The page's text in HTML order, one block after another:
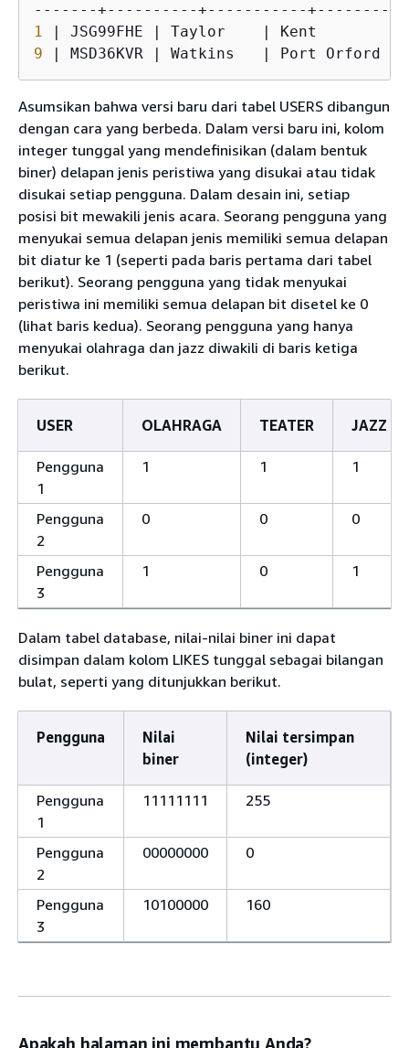
1
9 | MSD36KVR | Watkins   | Port
Asumsikan bahwa versi baru dari tabel USERS dibangun
dengan cara yang berbeda. Dalam versi baru ini, kolom
integer tunggal yang mendefinisikan (dalam bentuk
biner) delapan jenis peristiwa yang disukai atau tidak
disukai setiap pengguna. Dalam desain ini, setiap
posisi bit mewakili jenis acara. Seorang pengguna yang
menyukai semua delapan jenis memiliki semua delapan
bit diatur ke 1 (seperti pada baris pertama dari tabel
berikut). Seorang pengguna yang tidak menyukai
peristiwa ini memiliki semua delapan bit disetel ke 0
(lihat baris kedua). Seorang pengguna yang hanya
menyukai olahraga dan jazz diwakili di baris ketiga
berikut.
USER OLAHRAGA TEATER JAZZ
Pengguna
1
1 1 1
Pengguna
2
0 0 0
Pengguna
3
1 0 1
Dalam tabel database, nilai-nilai biner ini dapat
disimpan dalam kolom LIKES tunggal sebagai bilangan
bulat, seperti yang ditunjukkan berikut.
Pengguna
Nilai
biner
Nilai tersimpan
(integer)
Pengguna
1
11111111 255
Pengguna
2
00000000 0
Pengguna
3
10100000 160
Apakah halaman ini membantu Anda?